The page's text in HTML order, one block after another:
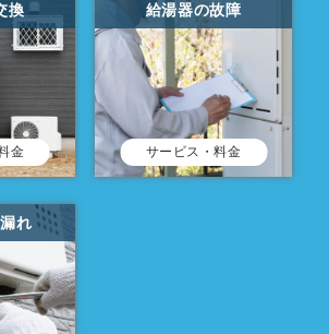
換
金
給湯器の故障
サービス・料金
れ